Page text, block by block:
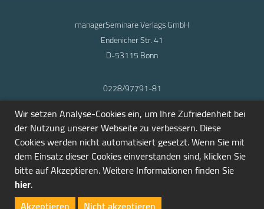
managerSeminare Verlags GmbH
Endenicher Str. 41
D-53115 Bonn
0228/97791-81
info@seminarmarkt.de
© 2001-2026
Wir setzen Analyse-Cookies ein, um Ihre Zufriedenheit bei
der Nutzung unserer Webseite zu verbessern. Diese
Cookies werden nicht automatisiert gesetzt. Wenn Sie mit
dem Einsatz dieser Cookies einverstanden sind, klicken Sie
bitte auf Akzeptieren. Weitere Informationen finden Sie
hier.